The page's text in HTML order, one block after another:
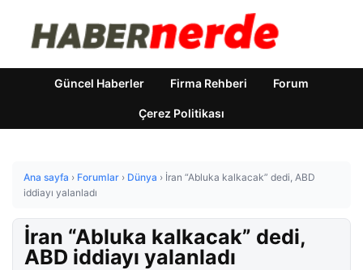
Güncel Haberler Firma Rehberi Forum
Çerez Politikası
Ana sayfa › Forumlar › Dünya › İran “Abluka kalkacak” dedi, ABD
iddiayı yalanladı
İran “Abluka kalkacak” dedi,
ABD iddiayı yalanladı